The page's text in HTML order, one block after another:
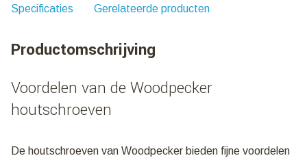
3,5x40mm
stuks
Specificaties Gerelateerde producten
Productomschrijving
Voordelen van de Woodpecker
houtschroeven
De houtschroeven van Woodpecker bieden fijne voordelen